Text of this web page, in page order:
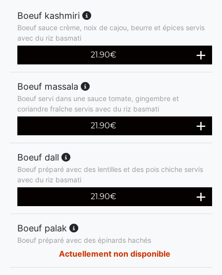
Boeuf kashmiri
Boeuf sauce crème, noix de cajou, beurre et épices servis
avec du riz basmati
21.90€
Boeuf massala
Boeuf servi dans une sauce tomate, gingembre et
coriandre fraîche servis avec du riz basmati
21.90€
Boeuf dall
Boeuf préparé avec des lentilles et des pois chiche servis
avec du riz basmati
21.90€
Boeuf palak
Boeuf préparé avec des épinards hachés
Actuellement non disponible